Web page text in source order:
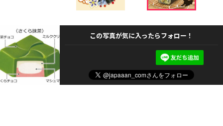
この写真が気に入ったらフォロー！